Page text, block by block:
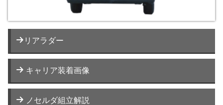
リアラダー
キャリア装着画像
ノセルダ組立解説